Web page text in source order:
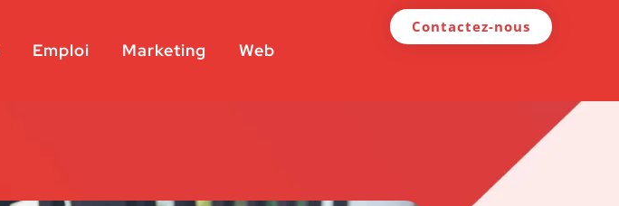
Emploi Marketing Web
Contactez-nous